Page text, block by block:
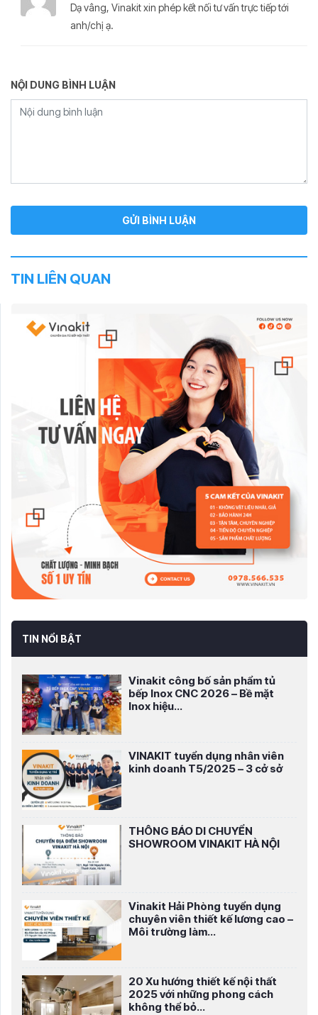
Dạ vâng, Vinakit xin phép kết nối tư vấn trực tiếp tới
anh/chị ạ.
NỘI DUNG BÌNH LUẬN
TIN LIÊN QUAN
TIN NỔI BẬT
Vinakit công bố sản phẩm tủ
bếp Inox CNC 2026 – Bề mặt
Inox hiệu...
VINAKIT tuyển dụng nhân viên
kinh doanh T5/2025 – 3 cở sở
THÔNG BÁO DI CHUYỂN
SHOWROOM VINAKIT HÀ NỘI
Vinakit Hải Phòng tuyển dụng
chuyên viên thiết kế lương cao –
Môi trường làm...
20 Xu hướng thiết kế nội thất
2025 với những phong cách
không thể bỏ...